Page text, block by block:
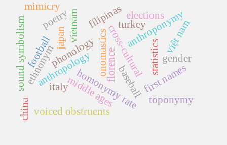
onomastics
anthropology cross-cultural
ethnonym
anthroponymy
florence
homonymy rate
statistics
middle ages first names
italy
sound symbolism
voiced obstruents
phonology
japan
baseball
gender
turkey
toponymy
việt nam
vietnam
football
filipinas elections
china
poetry
mimicry